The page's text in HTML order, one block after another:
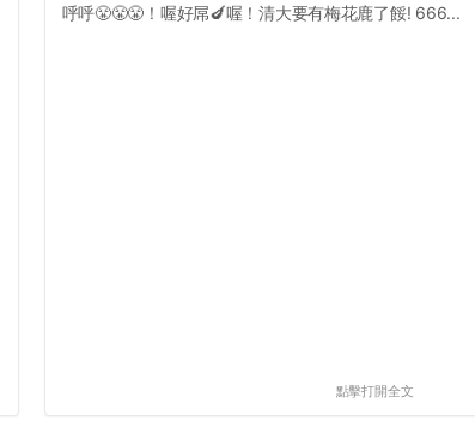
呼呼😤😤😤！喔好屌🍆喔！清大要有梅花鹿了餒! 666...
點擊打開全文